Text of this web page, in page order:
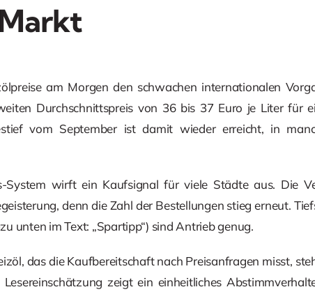
am Morgen den schwachen internationalen
Durchschnittspreis von 36 bis 37 Euro je Liter für
vom September ist damit wieder erreicht, in
System wirft ein Kaufsignal für viele Städte aus. Die
denn die Zahl der Bestellungen stieg erneut.
unten im Text: „Spartipp“) sind Antrieb genug.
das die Kaufbereitschaft nach Preisanfragen misst,
zeigt ein einheitliches